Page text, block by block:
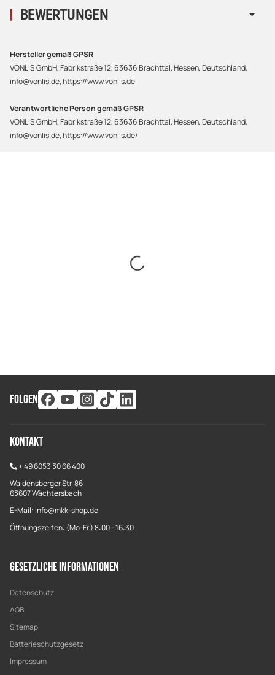
BEWERTUNGEN
Hersteller gemäß GPSR
VONLIS GmbH, Fabrikstraße 12, 63636 Brachttal, Hessen, Deutschland,
info@vonlis.de, https://www.vonlis.de
Verantwortliche Person gemäß GPSR
VONLIS GmbH, Fabrikstraße 12, 63636 Brachttal, Hessen, Deutschland,
info@vonlis.de, https://www.vonlis.de/
FOLGEN
Kontakt
+49 6053 30 66 400
Waldensberger Str. 86
63607 Wächtersbach
E-Mail: info@mkk-shop.de
Öffnungszeiten: (Mo-Fr.) 8:00 - 16:30
Gesetzliche Informationen
Datenschutz
AGB
Sitemap
Batterieschutzgesetz
Impressum